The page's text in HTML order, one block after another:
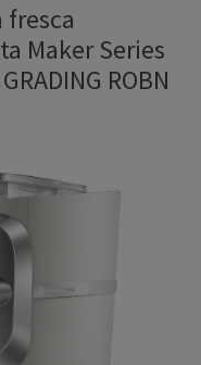
fresca
Maker Series
ROBN